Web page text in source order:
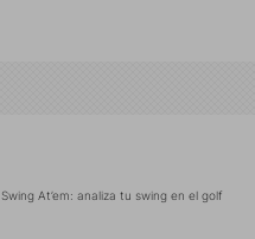
Swing At’em: analiza tu swing en el golf